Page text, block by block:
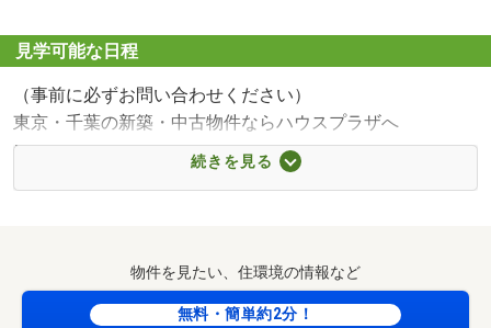
570m・徒歩8分）
■【スーパー】いなげや金町店（約670m・徒歩9分）
■【スーパー】西友葛飾新宿店（約400m・徒歩5分）
■【病院】斉藤小児科医院（約440m・徒歩6分）
■【病院】金町中央病院（約660m・徒歩9分）
見学可能な日程
（事前に必ずお問い合わせください）
東京・千葉の新築・中古物件ならハウスプラザへ
平成元年から地域密着で行ってきた弊社だからこそできる
ご自宅へお迎え・最寄駅等でお待ち合わせ、
弊社へのご来社など、お待ち合わせ方法をご相談頂けま
続きを見る
物件を見たい、住環境の情報など
無料・簡単約2分！